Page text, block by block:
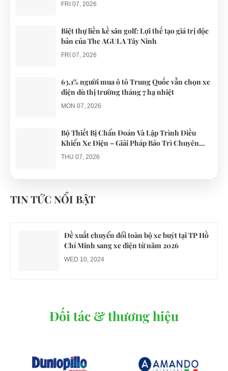
FRI 07, 2026
Biệt thự liền kề sân golf: Lợi thế tạo giá trị độc
bản của The AGULA Tây Ninh
FRI 07, 2026
63,1% người mua ô tô Trung Quốc vẫn chọn xe
điện dù thị trường tháng 7 hạ nhiệt
MON 07, 2026
Bộ Thiết Bị Chẩn Đoán Và Lập Trình Điều
Khiển Xe Điện – Giải Pháp Bảo Trì Chuyên
Nghiệp
THU 07, 2026
gổ khi đón du khách ở Quy Nhơn
TIN TỨC NỔI BẬT
Đề xuất chuyển đổi toàn bộ xe buýt tại TP Hồ
Chí Minh sang xe điện từ năm 2026
WED 10, 2024
Đối tác & thương hiệu